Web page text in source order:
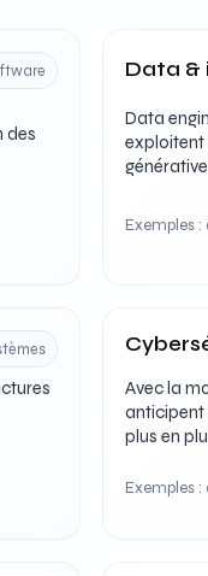
des
Data &
Data
exploitent
Exemples
Avec la
anticipent
plus en
Exemples